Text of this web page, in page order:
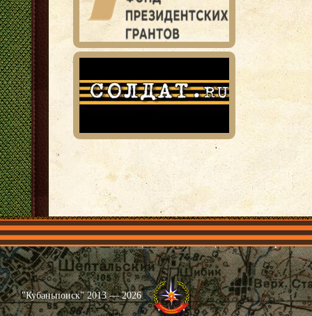
Главная Имена Общественные объединения Проекты
"Кубаньпоиск" 2013 — 2026